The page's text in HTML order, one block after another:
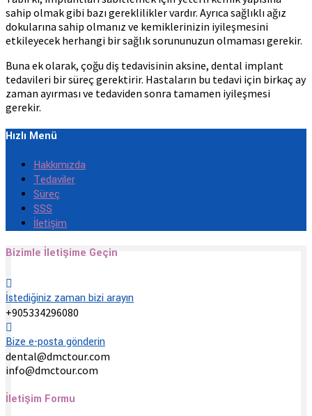
sahip olmak gibi bazı gereklilikler vardır. Ayrıca sağlıklı ağız
dokularına sahip olmanız ve kemiklerinizin iyileşmesini
etkileyecek herhangi bir sağlık sorununuzun olmaması gerekir.
Buna ek olarak, çoğu diş tedavisinin aksine, dental implant
tedavileri bir süreç gerektirir. Hastaların bu tedavi için birkaç ay
zaman ayırması ve tedaviden sonra tamamen iyileşmesi
gerekir.
Hızlı Menü
Hakkımızda
Tedaviler
Süreç
SSS
İletişim
Bizimle İletişime Geçin
İstediğiniz zaman bizi arayın
+905334296080
Bize e-posta gönderin
dental@dmctour.com
info@dmctour.com
İletişim Formu